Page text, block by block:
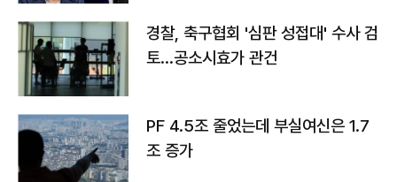
경찰, 축구협회 '심판 성접대' 수사 검
토…공소시효가 관건
PF 4.5조 줄었는데 부실여신은 1.7
조 증가